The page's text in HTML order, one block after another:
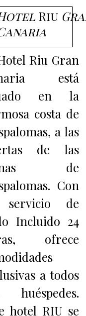
Riu
Riu Gran
está
en la
costa de
a las
de las
de
Con
servicio de
Incluido 24
ofrece
a todos
huéspedes.
hotel RIU se